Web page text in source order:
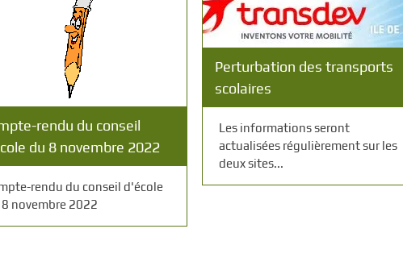
rendu du conseil
du 8 novembre 2022
rendu du conseil d'école
novembre 2022
Perturbation des transports
scolaires
Les informations seront
actualisées régulièrement sur les
deux sites...